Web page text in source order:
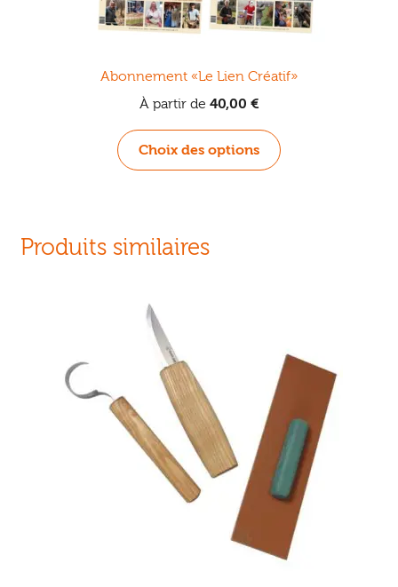
Abonnement «Le Lien Créatif»
À partir de 40,00 €
Choix des options
Ce
produit
sur
la
du
produit
Produits similaires